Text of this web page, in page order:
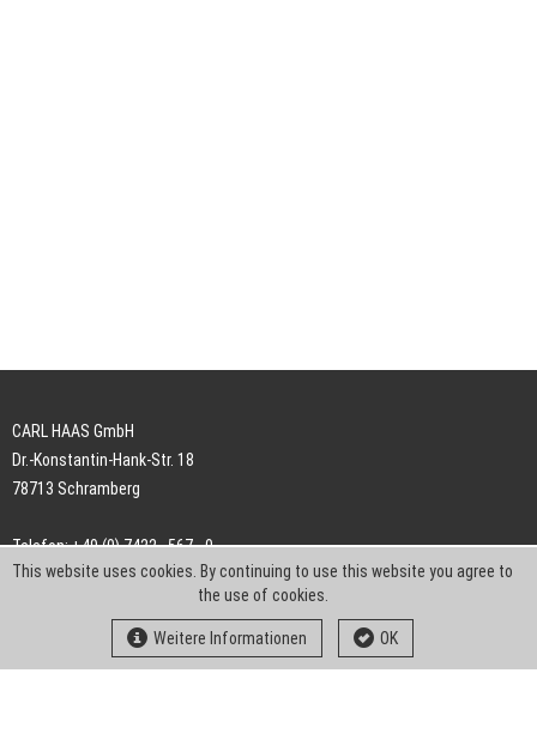
CARL HAAS GmbH
Dr.-Konstantin-Hank-Str. 18
78713 Schramberg
Telefon: +49 (0) 7422 . 567 - 0
Telefax: +49 (0) 7422 . 567 - 239
info-ch@kern-liebers.com
This website uses cookies. By continuing to use this website you agree to
the use of cookies.
Weitere Informationen OK